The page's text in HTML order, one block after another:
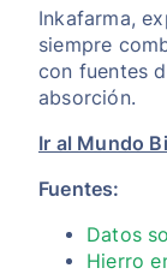
Inkafarma,
siempre
con fuentes
absorción.
Ir al Mundo
Fuentes:
Datos
Hierro